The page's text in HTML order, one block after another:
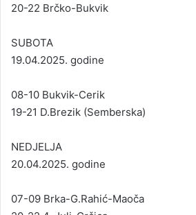
20-22 Brčko-Bukvik
SUBOTA
19.04.2025. godine
08-10 Bukvik-Cerik
19-21 D.Brezik (Semberska)
NEDJELJA
20.04.2025. godine
07-09 Brka-G.Rahić-Maoča